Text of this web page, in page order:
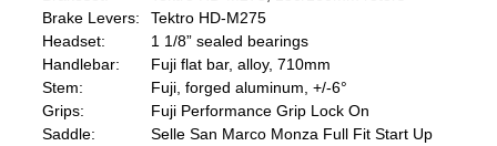
Brake Levers:
Tektro HD-M275
Headset:
1 1/8” sealed bearings
Handlebar:
Fuji flat bar, alloy, 710mm
Stem:
Fuji, forged aluminum, +/-6°
Grips:
Fuji Performance Grip Lock On
Saddle:
Selle San Marco Monza Full Fit Start Up